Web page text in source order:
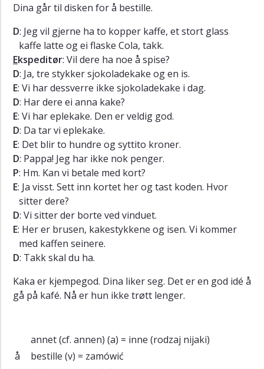
Dina går til disken for å bestille.
D: Jeg vil gjerne ha to kopper kaffe, et stort glass
kaffe latte og ei flaske Cola, takk.
Ekspeditør: Vil dere ha noe å spise?
D: Ja, tre stykker sjokoladekake og en is.
E: Vi har dessverre ikke sjokoladekake i dag.
D: Har dere ei anna kake?
E: Vi har eplekake. Den er veldig god.
D: Da tar vi eplekake.
E: Det blir to hundre og syttito kroner.
D: Pappa! Jeg har ikke nok penger.
P: Hm. Kan vi betale med kort?
E: Ja visst. Sett inn kortet her og tast koden. Hvor
sitter dere?
D: Vi sitter der borte ved vinduet.
E: Her er brusen, kakestykkene og isen. Vi kommer
med kaffen seinere.
D: Takk skal du ha.
Kaka er kjempegod. Dina liker seg. Det er en god idé å
gå på kafé. Nå er hun ikke trøtt lenger.
annet (cf. annen) (a) = inne (rodzaj nijaki)
å
bestille (v) = zamówić